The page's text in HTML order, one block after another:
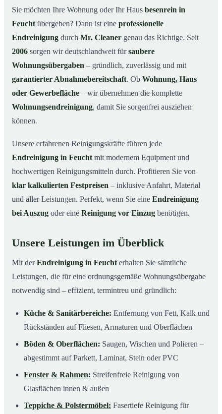
03Warum Mr. Cleaner in Feucht?
04So läuft die Endreinigung in Feucht ab
05Typische Anlässe für eine Endreinigung
07Jetzt Angebot anfordern
08So sieht eine professionelle Endreinigung in
Sie möchten Ihre Wohnung oder Ihr Haus besenrein in
Feucht übergeben? Dann ist eine professionelle
Endreinigung durch Mr. Cleaner genau das Richtige. Seit
2006 sorgen wir deutschlandweit fürsaubere
Wohnungsübergaben – gründlich, zuverlässig und mit
garantierter Abnahmebereitschaft. Ob Wohnung, Haus
oder Gewerbefläche – wir übernehmen die komplette
Wohnungsendreinigung, damit Sie sorgenfrei ausziehen
können.
Unsere erfahrenen Reinigungskräfte führen jede
Endreinigung in Feucht mit modernem Equipment und
hochwertigen Reinigungsmitteln durch. Profitieren Sie von
klar kalkulierten Festpreisen – inklusive Anfahrt, Material
und aller Leistungen. Perfekt, wenn Sie eine Endreinigung
bei Auszug oder eine Reinigung vor Einzug benötigen.
Unsere Leistungen im Überblick
Mit derEndreinigung in Feucht erhalten Sie sämtliche
Leistungen, die für eine ordnungsgemäße Wohnungsübergabe
notwendig sind – effizient, termintreu und gründlich:
Küche & Sanitärbereiche: Entfernung von Fett, Kalk und
Rückständen auf Fliesen, Armaturen und Oberflächen
Böden & Oberflächen: Saugen, Wischen und Polieren –
abgestimmt auf Parkett, Laminat, Stein oder PVC
Fenster & Rahmen: Streifenfreie Reinigung von
Glasflächen innen & außen
Teppiche & Polstermöbel: Fasertiefe Reinigung für